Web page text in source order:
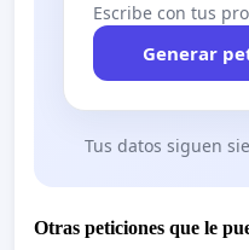
Escribe con tus
Generar
Tus datos siguen
Otras peticiones que le